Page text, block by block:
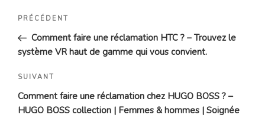
Navigation
l’article
Article
précédent
PRÉCÉDENT
Comment faire une réclamation HTC ? – Trouvez le
système VR haut de gamme qui vous convient.
Article
suivant
SUIVANT
Comment faire une réclamation chez HUGO BOSS ? –
HUGO BOSS collection | Femmes & hommes | Soignée